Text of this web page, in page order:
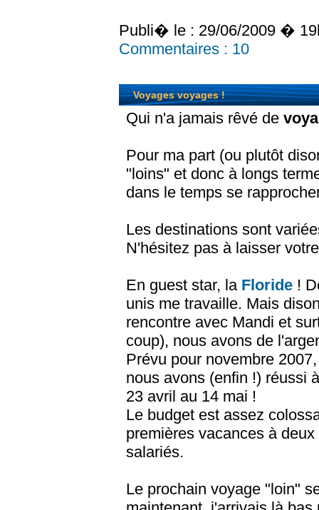
Publi� le : 29/06/2009 �
Commentaires : 10
Voyages voyages !
Qui n'a jamais rêvé de
Pour ma part (ou plutôt
"loins" et donc à longs
dans le temps se
Les destinations sont
N'hésitez pas à laisser
En guest star, la Floride !
unis me travaille. Mais
rencontre avec Mandi et
coup), nous avons de
Prévu pour novembre
nous avons (enfin !) réussi
23 avril au 14 mai !
Le budget est assez
premières vacances à
salariés.
Le prochain voyage "loin"